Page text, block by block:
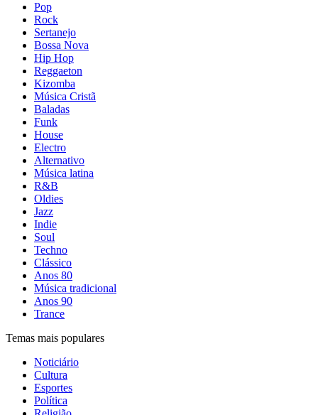
Pop
Rock
Sertanejo
Bossa Nova
Hip Hop
Reggaeton
Kizomba
Música Cristã
Baladas
Funk
House
Electro
Alternativo
Música latina
R&B
Oldies
Jazz
Indie
Soul
Techno
Clássico
Anos 80
Música tradicional
Anos 90
Trance
Temas mais populares
Noticiário
Cultura
Esportes
Política